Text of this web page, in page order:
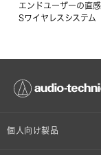
エンドユーザーの直
Sワイヤレスシステム
個人向け製品